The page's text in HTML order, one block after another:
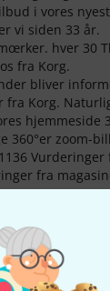
i vores
vi siden 33 år.
hver 30
fra Korg.
bliver
fra Korg.
hjemmeside
360°er zoom-
fra
fra Korg
Entertainer
og